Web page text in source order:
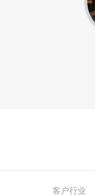
客户行业